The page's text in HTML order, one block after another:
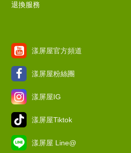
退換服務
漾屏屋官方頻道
漾屏屋粉絲團
漾屏屋IG
漾屏屋Tiktok
漾屏屋 Line@